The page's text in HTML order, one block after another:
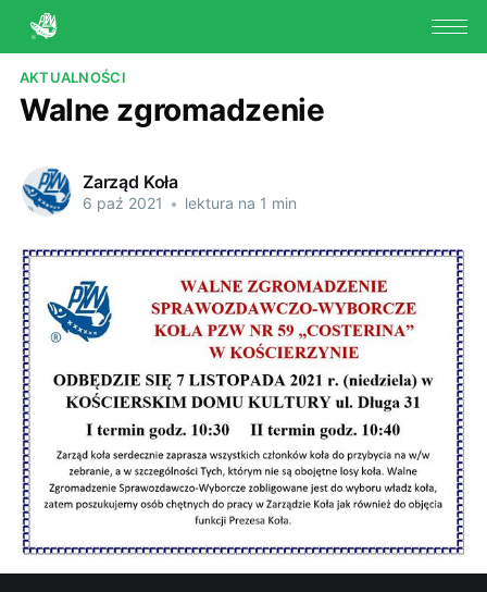
AKTUALNOŚCI
Walne zgromadzenie
Zarząd Koła
6 paź 2021 • lektura na 1 min